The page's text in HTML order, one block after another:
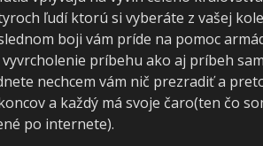
ľudí ktorú si vyberáte z vašej
boji vám príde na pomoc
príbehu ako aj príbeh
nechcem vám nič prezradiť a
a každý má svoje čaro(ten čo
po internete).